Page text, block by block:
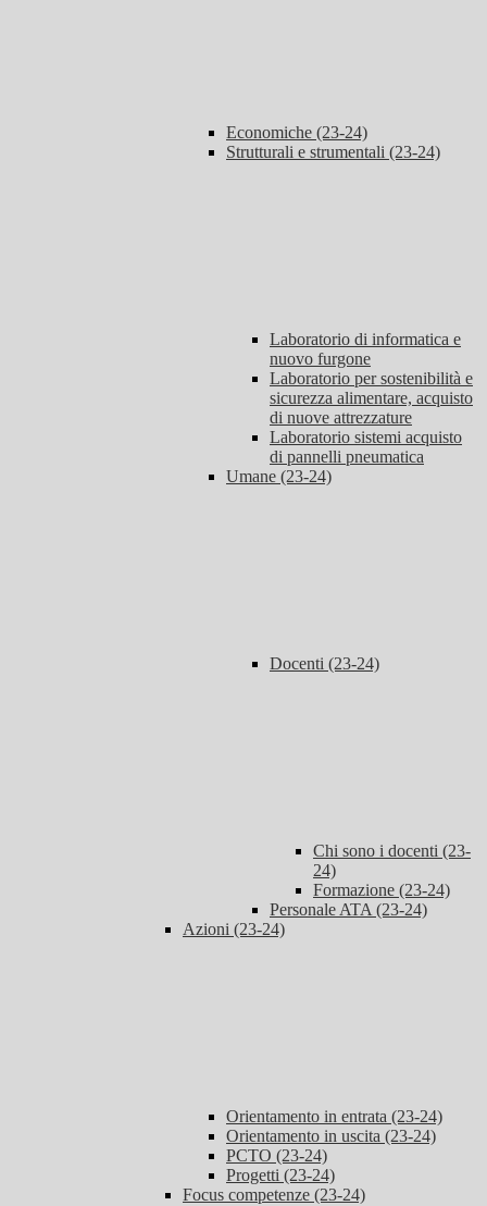
Economiche (23-24)
Strutturali e strumentali (23-24)
Laboratorio di informatica e
nuovo furgone
Laboratorio per sostenibilità e
sicurezza alimentare, acquisto
di nuove attrezzature
Laboratorio sistemi acquisto
di pannelli pneumatica
Umane (23-24)
Docenti (23-24)
Chi sono i docenti (23-
24)
Formazione (23-24)
Personale ATA (23-24)
Azioni (23-24)
Orientamento in entrata (23-24)
Orientamento in uscita (23-24)
PCTO (23-24)
Progetti (23-24)
Focus competenze (23-24)